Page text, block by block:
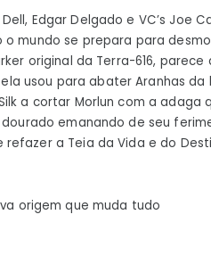
Edgar Delgado e VC’s Joe
mundo se prepara para
original da Terra-616,
usou para abater Aranhas da
a cortar Morlun com a adaga
emanando de seu
refazer a Teia da Vida e do
origem que muda tudo